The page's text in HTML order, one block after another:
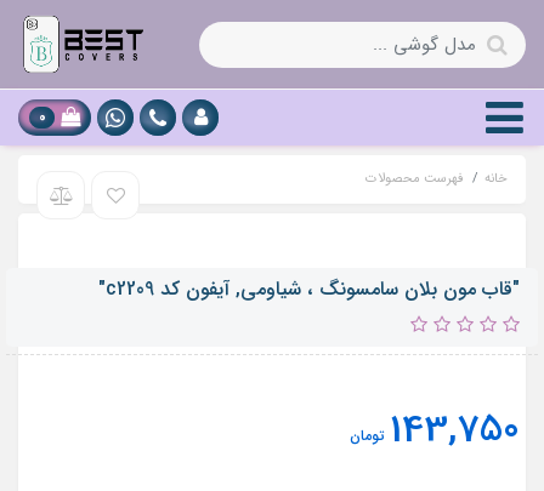
0
خانه فهرست محصولات
"قاب مون بلان سامسونگ ، شیاومی, آیفون کد c2209"
143,750 تومان